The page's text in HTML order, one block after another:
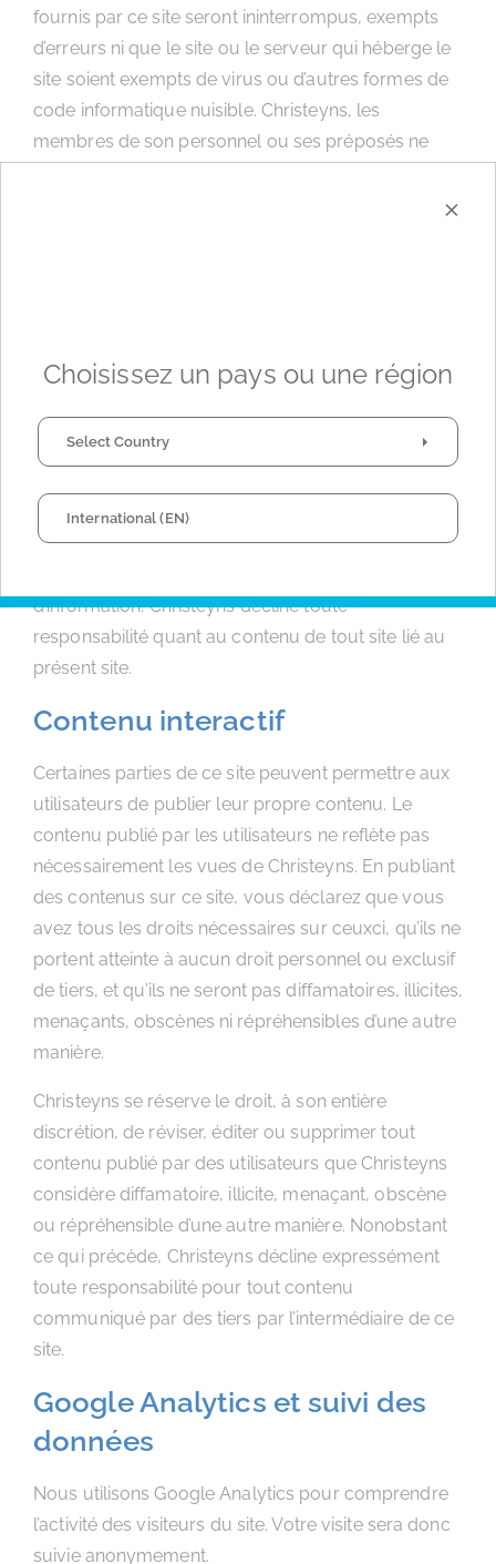
fournis par ce site seront ininterrompus, exempts
d’erreurs ni que le site ou le serveur qui héberge le
site soient exempts de virus ou d’autres formes de
code informatique nuisible. Christeyns, les
membres de son personnel ou ses préposés ne
licence ou de souscription écrit de Christeyns en ce
fourni par l’intermédiaire de ce site.
Liens
Les liens vers d’autres sites sont fournis par
d’information. Christeyns décline toute
responsabilité quant au contenu de tout site lié au
présent site.
Contenu interactif
Certaines parties de ce site peuvent permettre aux
utilisateurs de publier leur propre contenu. Le
contenu publié par les utilisateurs ne reflète pas
nécessairement les vues de Christeyns. En publiant
des contenus sur ce site, vous déclarez que vous
avez tous les droits nécessaires sur ceuxci, qu’ils ne
portent atteinte à aucun droit personnel ou exclusif
de tiers, et qu’ils ne seront pas diffamatoires, illicites,
menaçants, obscènes ni répréhensibles d’une autre
manière.
Christeyns se réserve le droit, à son entière
discrétion, de réviser, éditer ou supprimer tout
contenu publié par des utilisateurs que Christeyns
considère diffamatoire, illicite, menaçant, obscène
ou répréhensible d’une autre manière. Nonobstant
ce qui précède, Christeyns décline expressément
toute responsabilité pour tout contenu
communiqué par des tiers par l’intermédiaire de ce
site.
Google Analytics et suivi des
données
Nous utilisons Google Analytics pour comprendre
l’activité des visiteurs du site. Votre visite sera donc
suivie anonymement.
×
Choisissez un pays ou une région
Select Country
International (EN)